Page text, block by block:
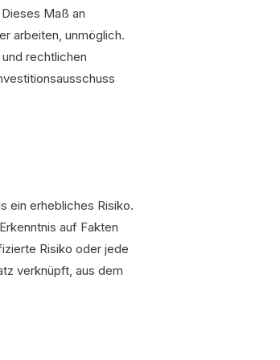
Maß an
arbeiten, unmöglich.
rechtlichen
ein erhebliches Risiko.
auf Fakten
Risiko oder jede
verknüpft, aus dem